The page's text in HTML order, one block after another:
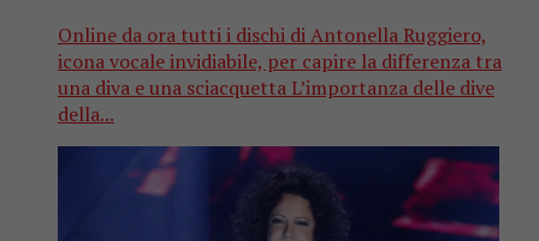
Online da ora tutti i dischi di Antonella Ruggiero,
icona vocale invidiabile, per capire la differenza tra
una diva e una sciacquetta L’importanza delle dive
della...